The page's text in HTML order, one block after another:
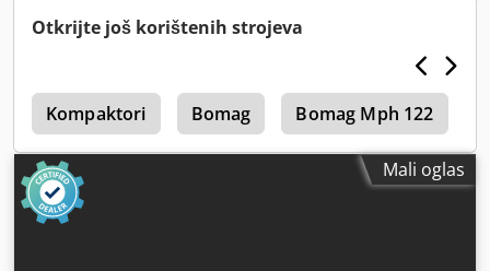
Otkrijte još korištenih strojeva
Kompaktori Bomag Bomag Mph 122
Mali oglas